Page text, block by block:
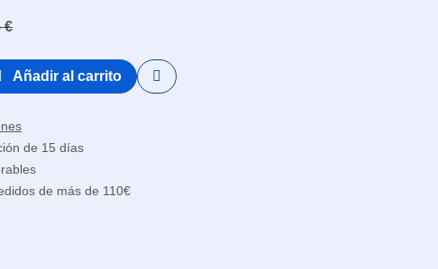
€
Añadir al carrito
de 15 días
de más de 110€